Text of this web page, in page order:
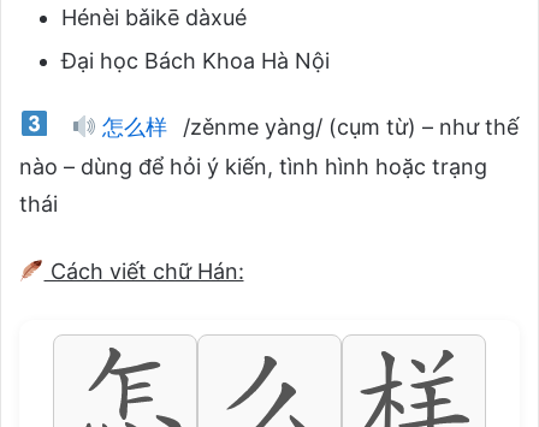
Hénèi bǎikē dàxué
Đại học Bách Khoa Hà Nội
怎么样
/zěnme yàng/ (cụm từ) – như thế
nào – dùng để hỏi ý kiến, tình hình hoặc trạng
thái
Cách viết chữ Hán: